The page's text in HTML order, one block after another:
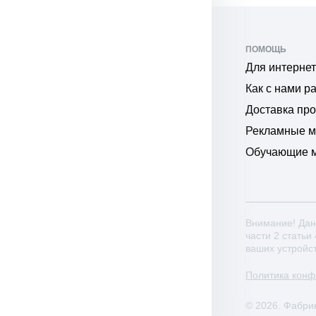
ПОМОЩЬ
Для
Как с нами
Доставка
Рекламные
Обучающие
Внимание!
части 2
ваших
Политика
© 2026.